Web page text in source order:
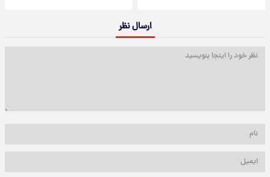
ارسال نظر